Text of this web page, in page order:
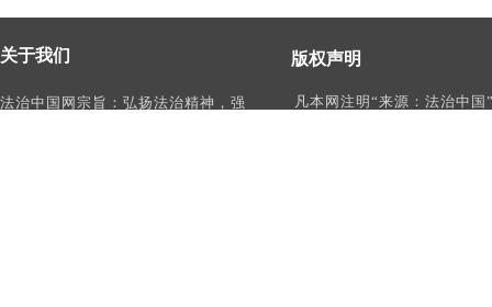
版权声明
凡本网注明“来源：法治中国
关于我们
法治中国网宗旨：弘扬法治精神，强